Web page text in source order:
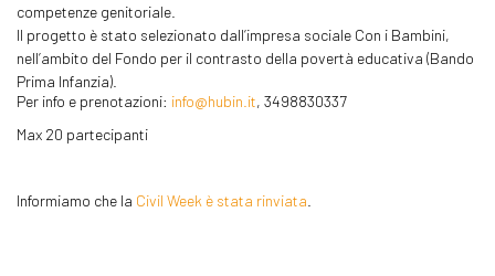
competenze genitoriale.
Il progetto è stato selezionato dall’impresa sociale Con i Bambini,
nell’ambito del Fondo per il contrasto della povertà educativa (Bando
Prima Infanzia).
Per info e prenotazioni: info@hubin.it, 3498830337
Max 20 partecipanti
Informiamo che la Civil Week è stata rinviata